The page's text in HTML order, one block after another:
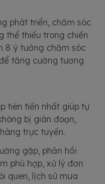
phát triển, chăm sóc
thể thiếu trong chiến
8 ý tưởng chăm sóc
tăng cường tương
tiên tiến nhất giúp tự
bị gián đoạn,
trực tuyến.
gặp, phản hồi
phù hợp, xử lý đơn
quen, lịch sử mua